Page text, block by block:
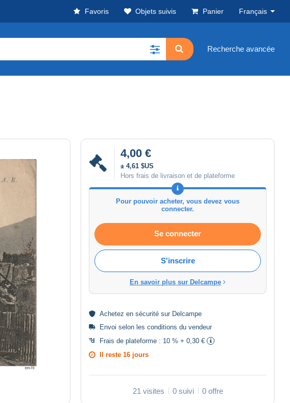
Favoris Objets suivis Panier Français
Recherche avancée
4,00 €
± 4,61 $US
Hors frais de livraison et de plateforme
Pour pouvoir acheter, vous devez vous
connecter.
Se connecter
S'inscrire
En savoir plus sur Delcampe
Achetez en sécurité sur Delcampe
Envoi selon les conditions du vendeur
Frais de plateforme : 10 % + 0,30 €
Il reste 16 jours
21 visites 0 suivi 0 offre